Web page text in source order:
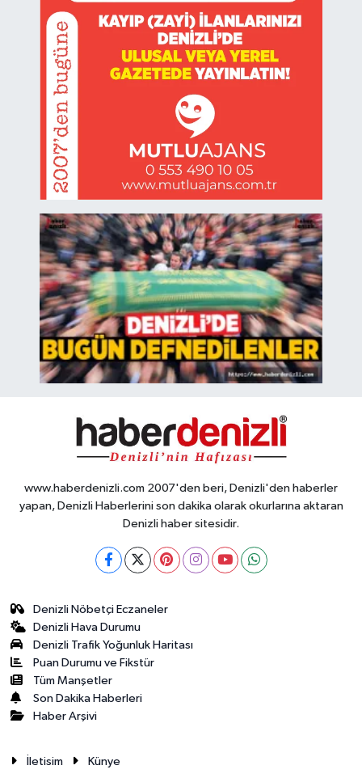
www.haberdenizli.com 2007'den beri, Denizli'den haberler
yapan, Denizli Haberlerini son dakika olarak okurlarına aktaran
Denizli haber sitesidir.
Denizli Nöbetçi Eczaneler
Denizli Hava Durumu
Denizli Trafik Yoğunluk Haritası
Puan Durumu ve Fikstür
Tüm Manşetler
Son Dakika Haberleri
Haber Arşivi
İletisim Künye